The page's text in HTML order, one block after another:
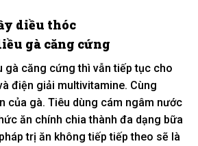
diều thóc
gà căng cứng
gà căng cứng thì vẫntiếp tục cho
điện giải multivitamine. Cùng
của gà. Tiêu dùng cám ngâm nước
ăn chính chia thành đa dạng bữa
trị ăn không tiếp tiếp theo sẽ là